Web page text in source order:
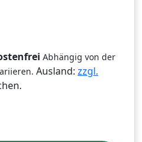
Abhängig von der
Ausland: zzgl.